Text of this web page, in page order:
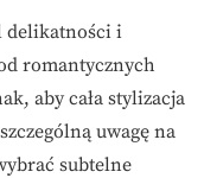
delikatności i
romantycznych
aby cała stylizacja
uwagę na
subtelne